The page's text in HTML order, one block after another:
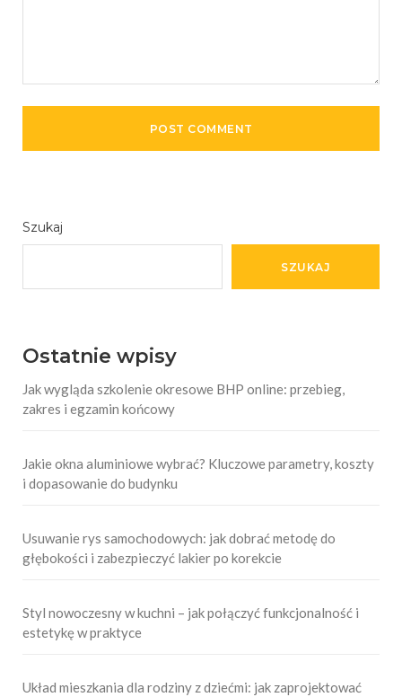
Szukaj
SZUKAJ
Ostatnie wpisy
Jak wygląda szkolenie okresowe BHP online: przebieg,
zakres i egzamin końcowy
Jakie okna aluminiowe wybrać? Kluczowe parametry, koszty
i dopasowanie do budynku
Usuwanie rys samochodowych: jak dobrać metodę do
głębokości i zabezpieczyć lakier po korekcie
Styl nowoczesny w kuchni – jak połączyć funkcjonalność i
estetykę w praktyce
Układ mieszkania dla rodziny z dziećmi: jak zaprojektować